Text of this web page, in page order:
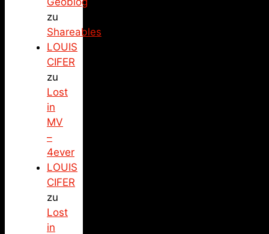
zu
Shareables
LOUIS
CIFER
zu
Lost
in
MV
–
4ever
LOUIS
CIFER
zu
Lost
in